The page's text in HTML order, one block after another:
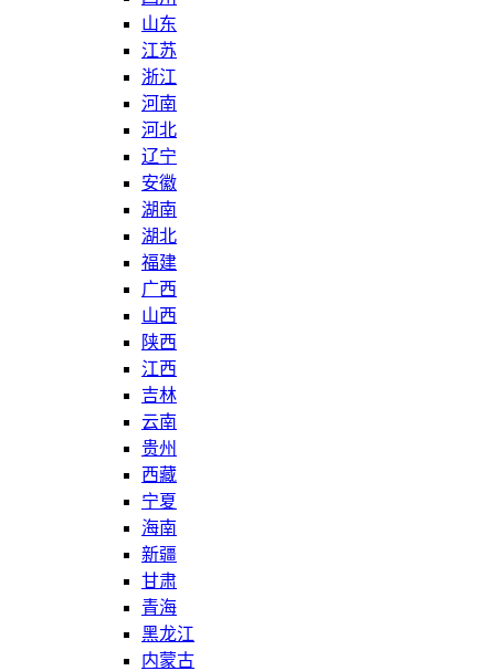
山东
江苏
浙江
河南
河北
辽宁
安徽
湖南
湖北
福建
广西
山西
陕西
江西
吉林
云南
贵州
西藏
宁夏
海南
新疆
甘肃
青海
黑龙江
内蒙古